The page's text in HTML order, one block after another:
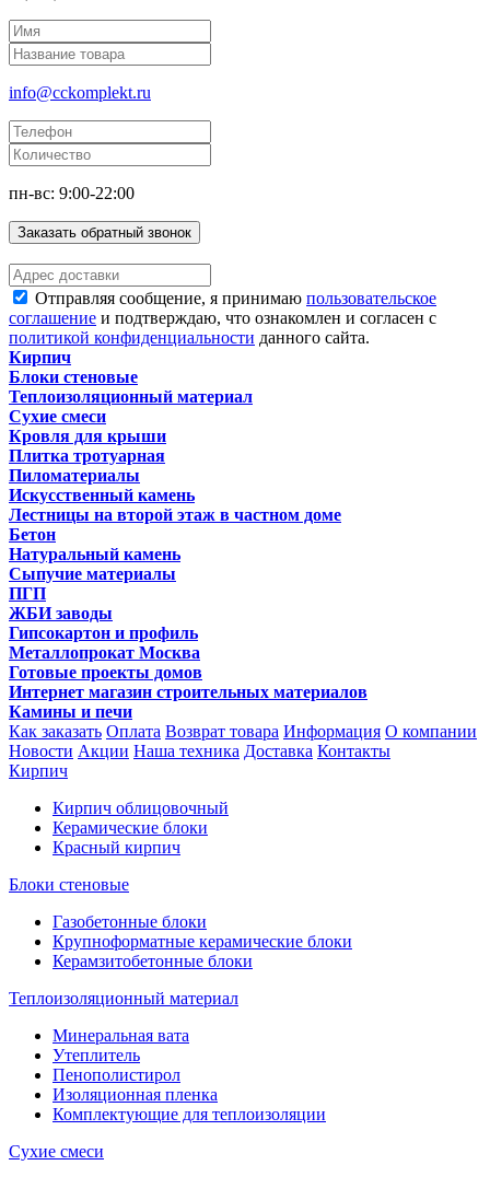
info@cckomplekt.ru
пн-вс: 9:00-22:00
Заказать обратный звонок
Отправляя сообщение, я принимаю пользовательское
соглашение и подтверждаю, что ознакомлен и согласен с
политикой конфиденциальности данного сайта.
Кирпич
Блоки стеновые
Теплоизоляционный материал
Сухие смеси
Кровля для крыши
Плитка тротуарная
Пиломатериалы
Искусственный камень
Лестницы на второй этаж в частном доме
Бетон
Натуральный камень
Сыпучие материалы
ПГП
ЖБИ заводы
Гипсокартон и профиль
Металлопрокат Москва
Готовые проекты домов
Интернет магазин строительных материалов
Камины и печи
Как заказать Оплата Возврат товара Информация О компании
Новости Акции Наша техника Доставка Контакты
Кирпич
Кирпич облицовочный
Керамические блоки
Красный кирпич
Блоки стеновые
Газобетонные блоки
Крупноформатные керамические блоки
Керамзитобетонные блоки
Теплоизоляционный материал
Минеральная вата
Утеплитель
Пенополистирол
Изоляционная пленка
Комплектующие для теплоизоляции
Сухие смеси